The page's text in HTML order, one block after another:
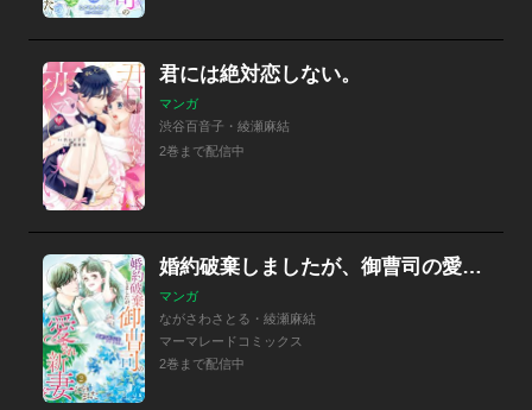
君には絶対恋しない。
マンガ
渋谷百音子・綾瀬麻結
2巻まで配信中
婚約破棄しましたが、御曹司の愛され新妻になりました
マンガ
ながさわさとる・綾瀬麻結
マーマレードコミックス
2巻まで配信中